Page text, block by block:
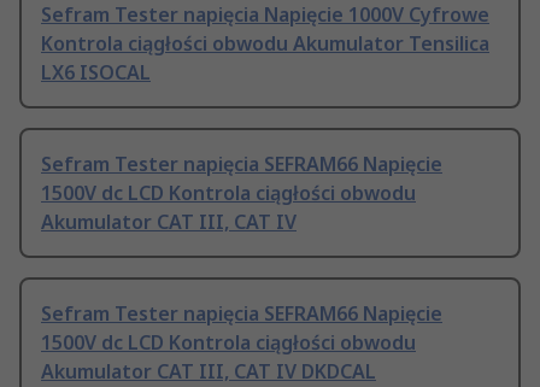
Sefram Tester napięcia Napięcie 1000V Cyfrowe
Kontrola ciągłości obwodu Akumulator Tensilica
LX6 ISOCAL
Sefram Tester napięcia SEFRAM66 Napięcie
1500V dc LCD Kontrola ciągłości obwodu
Akumulator CAT III, CAT IV
Sefram Tester napięcia SEFRAM66 Napięcie
1500V dc LCD Kontrola ciągłości obwodu
Akumulator CAT III, CAT IV DKDCAL